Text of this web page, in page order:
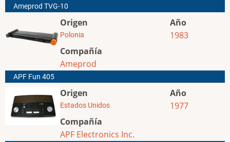
Ameprod TVG-10
Origen
Polonia
Compañía
Ameprod
Año
1983
APF Fun 405
Origen
Estados Unidos
Compañía
APF Electronics Inc.
Año
1977